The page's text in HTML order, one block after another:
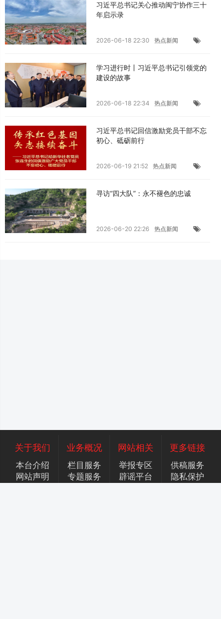
习近平总书记关心推动闽宁协作三十
年启示录
2026-06-18 22:30 热点新闻
学习进行时丨习近平总书记引领党的
建设的故事
2026-06-18 22:34 热点新闻
习近平总书记回信激励党员干部不忘
初心、砥砺前行
2026-06-19 21:52 热点新闻
寻访“四大队”：永不褪色的忠诚
2026-06-20 22:26 热点新闻
关于我们
本台介绍
网站声明
业务概况
栏目服务
专题服务
网站相关
举报专区
辟谣平台
更多链接
供稿服务
隐私保护